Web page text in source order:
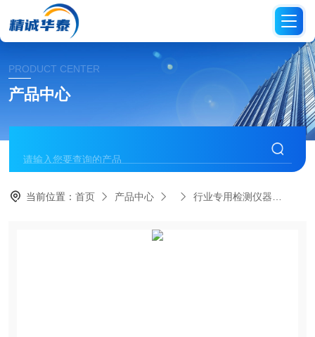
PRODUCT CENTER
产品中心
当前位置：首页 产品中心 行业专用检测仪器